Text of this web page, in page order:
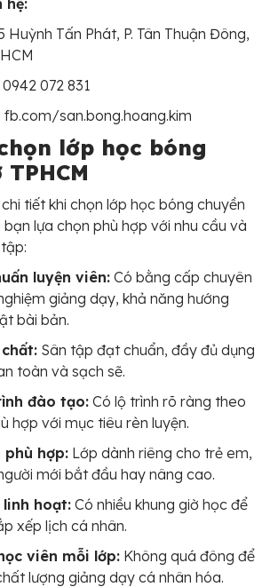
Huỳnh Tấn Phát, P. Tân Thuận Đông,
072 831
fb.com/san.bong.hoang.kim
lớp học bóng
tiết khi chọn lớp học bóng chuyền
bạn lựa chọn phù hợp với nhu cầu và
luyện viên: Có bằng cấp chuyên
giảng dạy, khả năng hướng
bài bản.
Sân tập đạt chuẩn, đầy đủ dụng
toàn và sạch sẽ.
đào tạo: Có lộ trình rõ ràng theo
hợp với mục tiêu rèn luyện.
hợp: Lớp dành riêng cho trẻ em,
mới bắt đầu hay nâng cao.
hoạt:Có nhiều khung giờ học để
xếp lịch cá nhân.
viên mỗi lớp: Không quá đông để
lượng giảng dạy cá nhân hóa.